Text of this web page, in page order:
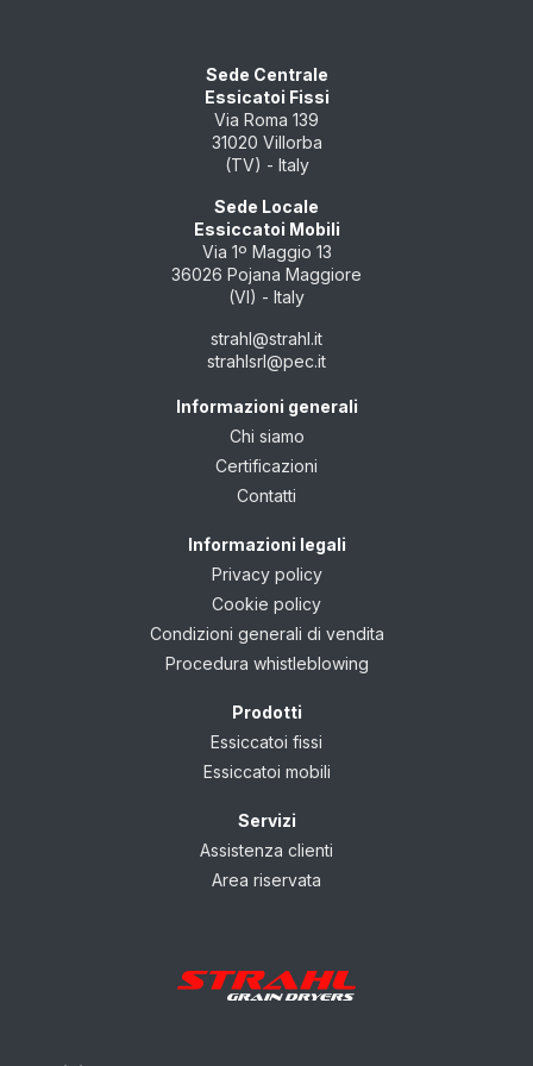
Sede Centrale
Essicatoi Fissi
Via Roma 139
31020 Villorba
(TV) - Italy
Sede Locale
Essiccatoi Mobili
Via 1º Maggio 13
36026 Pojana Maggiore
(VI) - Italy
strahl@strahl.it
strahlsrl@pec.it
Informazioni generali
Chi siamo
Certificazioni
Contatti
Informazioni legali
Privacy policy
Cookie policy
Condizioni generali di vendita
Procedura whistleblowing
Prodotti
Essiccatoi fissi
Essiccatoi mobili
Servizi
Assistenza clienti
Area riservata